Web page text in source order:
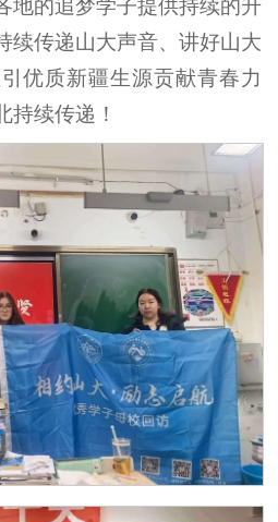
地的追梦学子提供持续的升
续传递山大声音、讲好山大
优质新疆生源贡献青春力
持续传递！